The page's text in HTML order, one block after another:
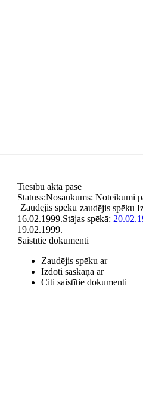
Tiesību akta pase
Nosaukums: Noteikumi
Statuss:
Zaudējis spēku zaudējis spēku
16.02.1999.Stājas spēkā:
19.02.1999.
Saistītie dokumenti
Zaudējis spēku ar
Izdoti saskaņā ar
Citi saistītie dokumenti